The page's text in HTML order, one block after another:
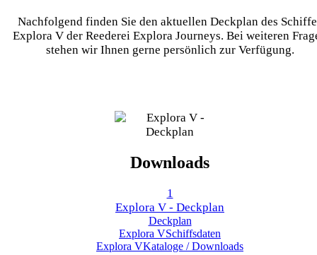
Nachfolgend finden Sie den aktuellen Deckplan des
Explora V der Reederei Explora Journeys. Bei weiteren
stehen wir Ihnen gerne persönlich zur Verfügung.
Downloads
1
Explora V - Deckplan
Deckplan
Explora VSchiffsdaten
Explora VKataloge / Downloads